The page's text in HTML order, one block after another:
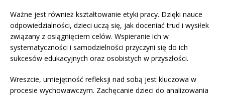
Ważne jest również kształtowanie etyki pracy. Dzięki nauce
odpowiedzialności, dzieci uczą się, jak doceniać trud i wysiłek
związany z osiągnięciem celów. Wspieranie ich w
systematyczności i samodzielności przyczyni się do ich
sukcesów edukacyjnych oraz osobistych w przyszłości.
Wreszcie, umiejętność refleksji nad sobą jest kluczowa w
procesie wychowawczym. Zachęcanie dzieci do analizowania